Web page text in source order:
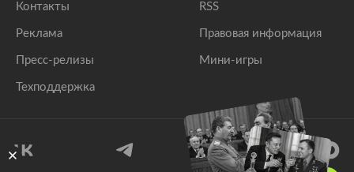
Контакты
Реклама
Пресс-релизы
Техподдержка
RSS
Правовая информация
Мини-игры